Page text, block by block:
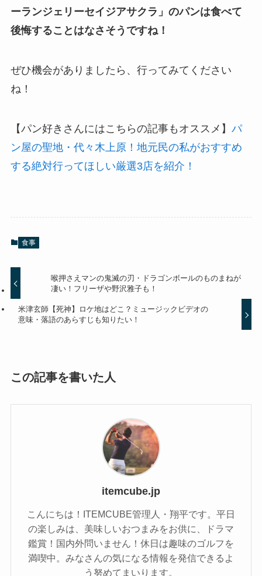
ーランジェリーセイジアサクラ」のパンは食べて
後悔することはなさそうですね！
ぜひ機会がありましたら、行ってみてください
ね！
【パン好きさんにはこちらの記事もオススメ】 パ
ン屋の聖地・代々木上原！地元民の私がおすすめ
する絶対行ってほしい厳選3店を紹介！
食事
喉押さえマンの鬼滅の刃・ドラゴンボールのものまねが
凄い！フリーザや野沢雅子も！
米津玄師【死神】ロケ地はどこ？ミュージックビデオの
意味・落語のあらすじも知りたい！
この記事を書いた人
itemcube.jp
こんにちは！ITEMCUBE管理人・翔平です。平日
の楽しみは、美味しいおつまみをお供に、ドラマ
鑑賞！国内外問いません！休日は趣味のゴルフを
満喫中。みなさんの気になる情報を発信できるよ
う努めてまいります。